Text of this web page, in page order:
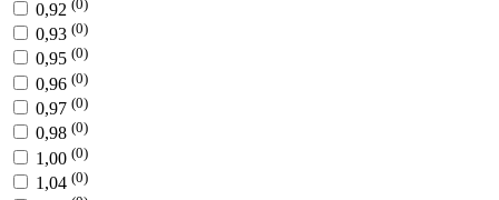
0,92
0,93 (0)
0,95 (0)
0,96 (0)
0,97 (0)
0,98 (0)
1,00 (0)
1,04 (0)